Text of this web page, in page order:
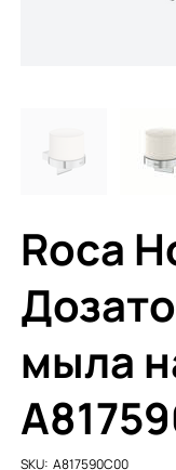
Roca
мыла
SKU:
SKU
A817590C00